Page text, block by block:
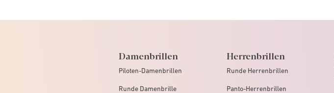
Damenbrillen
Piloten-Damenbrillen
Runde Damenbrille
Herrenbrillen
Runde Herrenbrillen
Panto-Herrenbrillen